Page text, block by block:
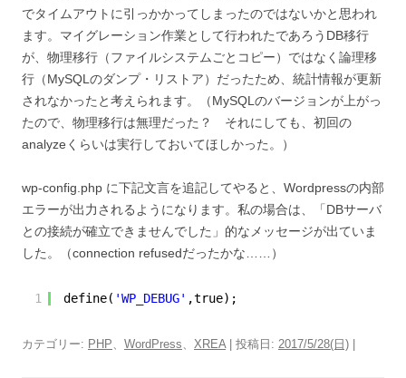
でタイムアウトに引っかかってしまったのではないかと思われ
ます。マイグレーション作業として行われたであろうDB移行
が、物理移行（ファイルシステムごとコピー）ではなく論理移
行（MySQLのダンプ・リストア）だったため、統計情報が更新
されなかったと考えられます。（MySQLのバージョンが上がっ
たので、物理移行は無理だった？ それにしても、初回の
analyzeくらいは実行しておいてほしかった。）
wp-config.php に下記文言を追記してやると、Wordpressの内部
エラーが出力されるようになります。私の場合は、「DBサーバ
との接続が確立できませんでした」的なメッセージが出ていま
した。（connection refusedだったかな……）
1 define( 'WP_DEBUG' ,true);
カテゴリー: PHP、 WordPress、 XREA| 投稿日: 2017/5/28(日)